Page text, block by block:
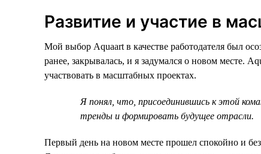
Развитие и участие в
Мой выбор Aquaart в качестве работодателя был
ранее, закрывалась, и я задумался о новом месте.
участвовать в масштабных проектах.
Я понял, что, присоединившись к этой
тренды и формировать будущее отрасли.
Первый день на новом месте прошел спокойно и